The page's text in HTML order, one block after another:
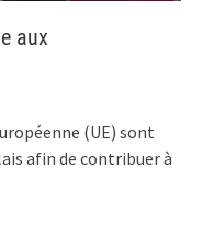
aux
(UE) sont
afin de contribuer à